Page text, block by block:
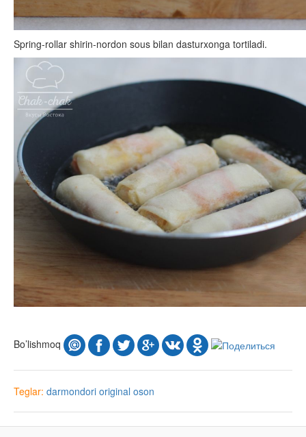
Spring-rollar shirin-nordon sous bilan dasturxonga tortiladi.
Bo’lishmoq
Teglar: darmondori original oson